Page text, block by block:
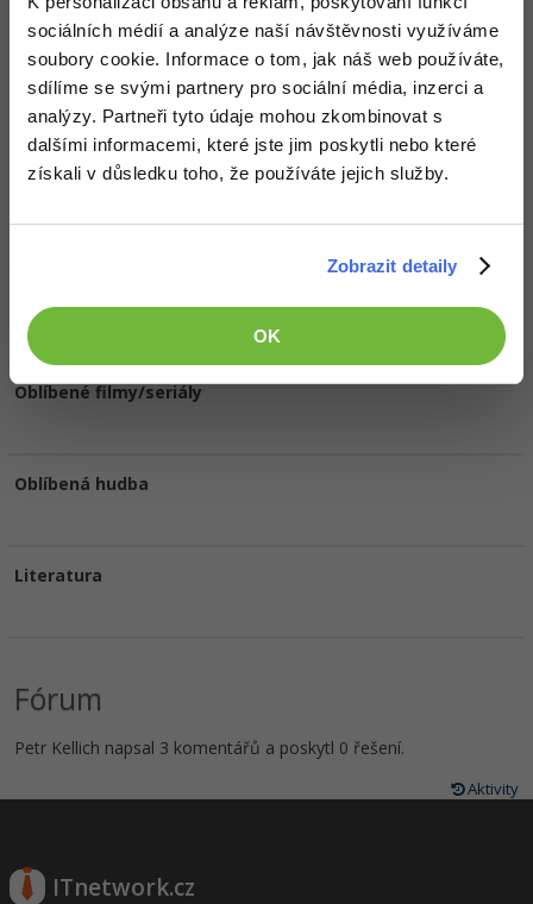
sociálních médií a analýze naší návštěvnosti využíváme
soubory cookie. Informace o tom, jak náš web používáte,
sdílíme se svými partnery pro sociální média, inzerci a
analýzy. Partneři tyto údaje mohou zkombinovat s
dalšími informacemi, které jste jim poskytli nebo které
získali v důsledku toho, že používáte jejich služby.
Zobrazit detaily
OK
Ocenění
Petr Kellich zatím nezískal žádná ocenění.
Doplňující informace
Oblíbené filmy/seriály
Oblíbená hudba
Literatura
Fórum
Petr Kellich napsal 3 komentářů a poskytl 0 řešení.
Aktivity
ITnetwork.cz